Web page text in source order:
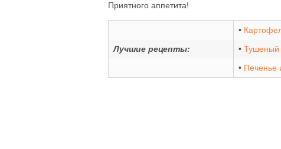
Приятного аппетита!
•
Лучшие рецепты:
• Тушеный
• Печенье